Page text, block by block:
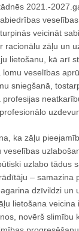
2021.-
veselības
veicināt
racionālu zāļu un
lietošanu, kā arī
lomu veselības
sniegšanā,
profesijas
ka zāļu
veselības
uzlabo tādus
– samazina
dzīvildzi un
lietošana veicina
novērš slimību